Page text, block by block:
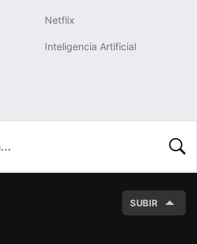
Netflix
Inteligencia Artificial
SUBIR